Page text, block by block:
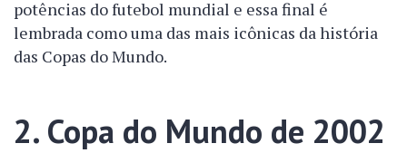
potências do futebol mundial e essa final é
lembrada como uma das mais icônicas da história
das Copas do Mundo.
2. Copa do Mundo de 2002